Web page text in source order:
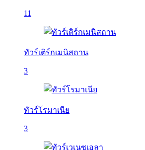
11
ทัวร์เติร์กเมนิสถาน
3
ทัวร์โรมาเนีย
3